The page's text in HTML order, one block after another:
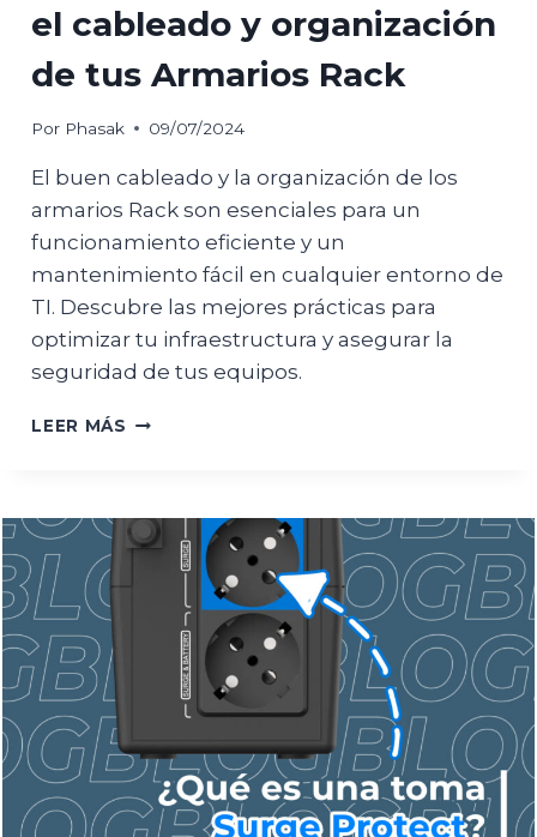
LOS
SAIS
el cableado y organización
de tus Armarios Rack
Por Phasak 09/07/2024
El buen cableado y la organización de los
armarios Rack son esenciales para un
funcionamiento eficiente y un
mantenimiento fácil en cualquier entorno de
TI. Descubre las mejores prácticas para
optimizar tu infraestructura y asegurar la
seguridad de tus equipos.
LEER MÁS LAS
EL
CABLEADO
ORGANIZACIÓN
ARMARIOS